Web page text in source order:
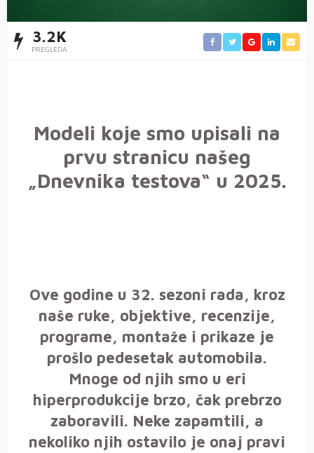
3.2K
PREGLEDA
Modeli koje smo upisali na
prvu stranicu našeg
„Dnevnika testova“ u 2025.
Ove godine u 32. sezoni rada, kroz
naše ruke, objektive, recenzije,
programe, montaže i prikaze je
prošlo pedesetak automobila.
Mnoge od njih smo u eri
hiperprodukcije brzo, čak prebrzo
zaboravili. Neke zapamtili, a
nekoliko njih ostavilo je onaj pravi